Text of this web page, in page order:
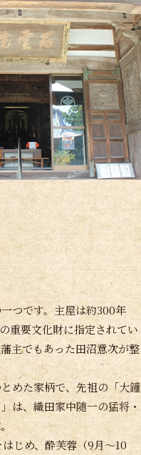
つです。主屋は約300年
重要文化財に指定されてい
主でもあった田沼意次が整
めた家柄で、先祖の「大鐘
は、織田家中随一の猛将・
じめ、酔芙蓉（9月～10